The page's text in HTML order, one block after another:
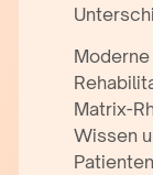
Matrix-
Wissen